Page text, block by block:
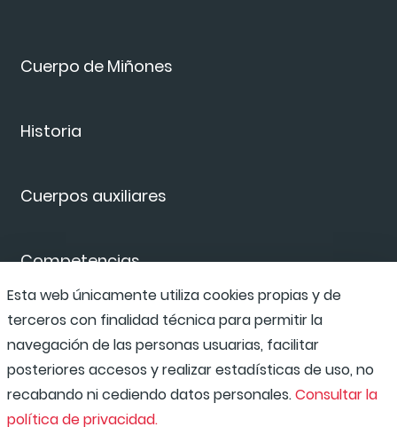
Cuerpo de Miñones
Historia
Cuerpos auxiliares
Competencias
Equipamiento
Esta web únicamente utiliza cookies propias y de
terceros con finalidad técnica para permitir la
navegación de las personas usuarias, facilitar
posteriores accesos y realizar estadísticas de uso, no
recabando ni cediendo datos personales.Consultar la
política de privacidad.